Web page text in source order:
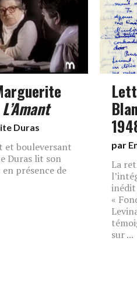
L’Amant
Duras
et bouleversant
Duras lit son
présence de
par
La
inédit
«
sur ...